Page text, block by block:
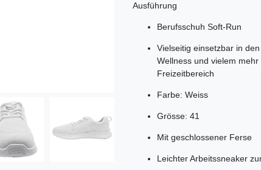
Ausführung
Berufsschuh Soft-Run
Vielseitig einsetzbar in
Wellness und vielem
Freizeitbereich
Farbe: Weiss
Grösse: 41
Mit geschlossener Ferse
Leichter Arbeitssneaker